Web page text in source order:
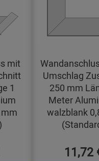
mit
1
Umschlag
250 mm
Meter
walzblank
11,72